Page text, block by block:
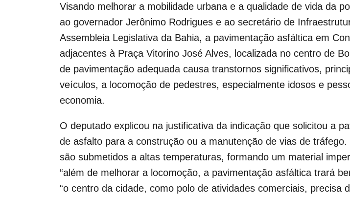
Visando melhorar a mobilidade urbana e a qualidade de vida da
ao governador Jerônimo Rodrigues e ao secretário de
Assembleia Legislativa da Bahia, a pavimentação asfáltica em
adjacentes à Praça Vitorino José Alves, localizada no centro de
de pavimentação adequada causa transtornos significativos,
veículos, a locomoção de pedestres, especialmente idosos e
economia.
O deputado explicou na justificativa da indicação que solicitou a
de asfalto para a construção ou a manutenção de vias de
são submetidos a altas temperaturas, formando um material
“além de melhorar a locomoção, a pavimentação asfáltica trará
“o centro da cidade, como polo de atividades comerciais,